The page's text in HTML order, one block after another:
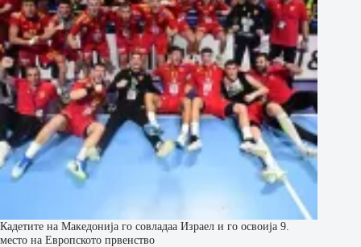
Кадетите на Македонија го совладаа Израел и го освоија 9.
место на Европското првенство